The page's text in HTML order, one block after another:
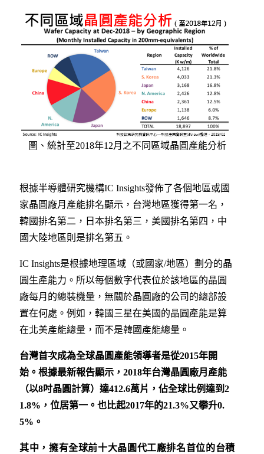
圖、統計至2018年12月之不同區域晶圓產能分析
根據半導體研究機構IC Insights發佈了各個地區或國
家晶圓廠月產能排名顯示，台灣地區獲得第一名，
韓國排名第二，日本排名第三，美國排名第四，中
國大陸地區則是排名第五。
IC Insights是根據地理區域（或國家/地區）劃分的晶
圓生產能力。所以每個數字代表位於該地區的晶圓
廠每月的總裝機量，無關於晶圓廠的公司的總部設
置在何處。例如，韓國三星在美國的晶圓產能是算
在北美產能總量，而不是韓國產能總量。
台灣首次成為全球晶圓產能領導者是從2015年開
始。 根據最新報告顯示， 2018年台灣晶圓廠月產能
（以8吋晶圓計算）達412.6萬片，佔全球比例達到 2
1.8% ，位居第一。也比起2017年的21.3%又攀升0.
5%。
其中，擁有全球前十大晶圓代工廠排名首位的台積